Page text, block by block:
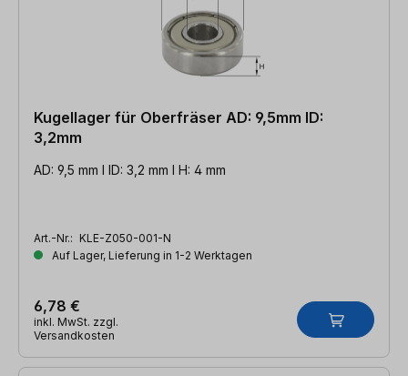
Kugellager für Oberfräser AD: 9,5mm ID:
3,2mm
AD: 9,5 mm l ID: 3,2 mm l H: 4 mm
Art.-Nr.: KLE-Z050-001-N
Auf Lager, Lieferung in 1-2 Werktagen
6,78 €
inkl. MwSt. zzgl.
Versandkosten